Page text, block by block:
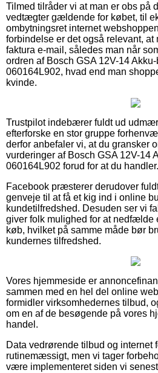
Tilmed tilråder vi at man er obs på
vedtægter gældende for købet, til
ombytningsret internet
forbindelse er det også relevant,
faktura e-mail, således man når
ordren af Bosch GSA 12V-14
060164L902, hvad end man
kvinde.
Trustpilot indebærer fuldt ud
efterforske en stor gruppe
derfor anbefaler vi, at du gransker
vurderinger af Bosch GSA 12V-14
060164L902 forud for at du handler.
Facebook præsterer derudover
genveje til at få et kig ind i online
kundetilfredshed. Desuden ser vi
giver folk mulighed for at nedfælde
køb, hvilket på samme måde bør
kundernes tilfredshed.
Vores hjemmeside er
sammen med en hel del online
formidler virksomhedernes tilbud,
om en af de besøgende på vores
handel.
Data vedrørende tilbud og internet
rutinemæssigt, men vi tager
være implementeret siden vi